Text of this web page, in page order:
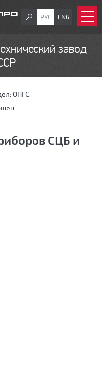
РУС ENG
завод
ОПГС
СЦБ и